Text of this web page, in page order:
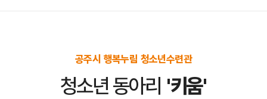
공주시 행복누림 청소년수련관
청소년 동아리 '키움'